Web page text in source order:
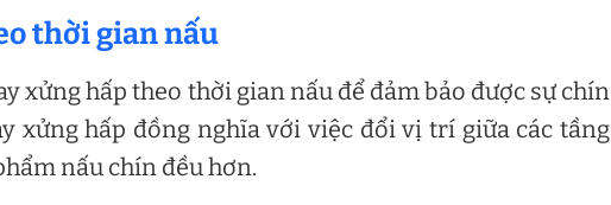
thời gian nấu
xửng hấp theo thời gian nấu để đảm bảo được sự chín
xửng hấp đồng nghĩa với việc đổi vị trí giữa các tầng
nấu chín đều hơn.